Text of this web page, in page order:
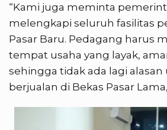
“Kami juga meminta
melengkapi seluruh fasilitas
Pasar Baru. Pedagang harus
tempat usaha yang layak,
sehingga tidak ada lagi
berjualan di Bekas Pasar